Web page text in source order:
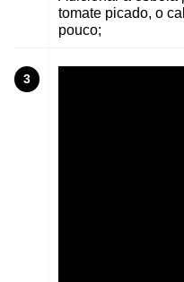
tomate picado, o
pouco;
3